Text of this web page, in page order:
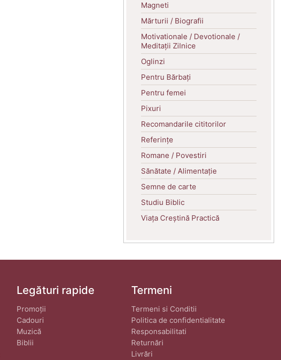
Magneti
Mărturii / Biografii
Motivationale / Devotionale /
Meditații Zilnice
Oglinzi
Pentru Bărbați
Pentru femei
Pixuri
Recomandarile cititorilor
Referințe
Romane / Povestiri
Sănătate / Alimentație
Semne de carte
Studiu Biblic
Viața Creștină Practică
Legături rapide
Promoții
Cadouri
Muzică
Biblii
Termeni
Termeni si Conditii
Politica de confidentialitate
Responsabilitati
Returnări
Livrări